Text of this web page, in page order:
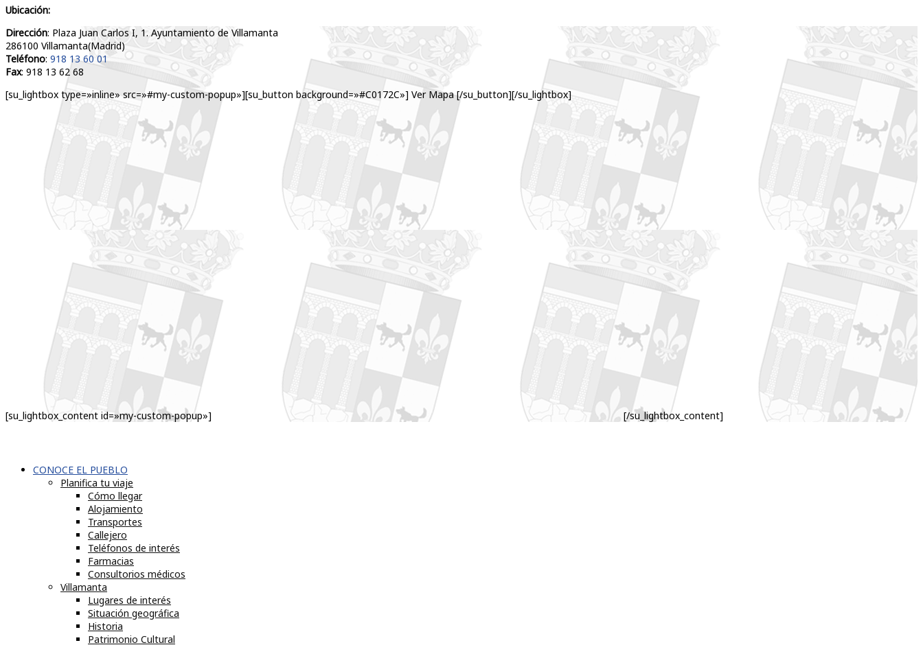
Ubicación:
Dirección: Plaza Juan Carlos I, 1. Ayuntamiento de Villamanta
286100 Villamanta(Madrid)
Teléfono: 918 13 60 01
Fax: 918 13 62 68
[su_lightbox type=»inline» src=»#my-custom-popup»][su_button background=»#C0172C»] Ver Mapa [/su_button][/su_lightbox]
[su_lightbox_content id=»my-custom-popup»] [/su_lightbox_content]
CONOCE EL PUEBLO
Planifica tu viaje
Cómo llegar
Alojamiento
Transportes
Callejero
Teléfonos de interés
Farmacias
Consultorios médicos
Villamanta
Lugares de interés
Situación geográfica
Historia
Patrimonio Cultural